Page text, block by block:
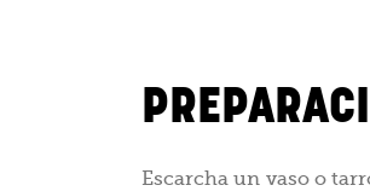
Escarcha un vaso o